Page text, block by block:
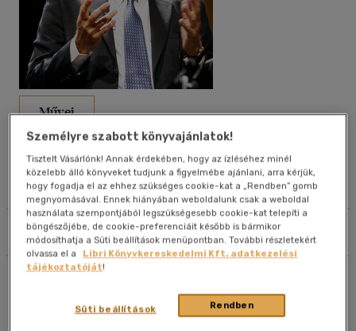
Művei
Életrajz
Olvasói vélemények
Szűrés Rendezés
40 db / oldal
Alkalmaz
Személyre szabott könyvajánlatok!
Tisztelt Vásárlónk! Annak érdekében, hogy az ízléséhez minél
közelebb álló könyveket tudjunk a figyelmébe ajánlani, arra kérjük,
hogy fogadja el az ehhez szükséges cookie-kat a „Rendben” gomb
megnyomásával. Ennek hiányában weboldalunk csak a weboldal
használata szempontjából legszükségesebb cookie-kat telepíti a
böngészőjébe, de cookie-preferenciáit később is bármikor
módosíthatja a Süti beállítások menüpontban. További részletekért
olvassa el a
Libri Könyvkereskedelmi Kft. adatkezelési
tájékoztatóját!
Rendben
Süti beállítások